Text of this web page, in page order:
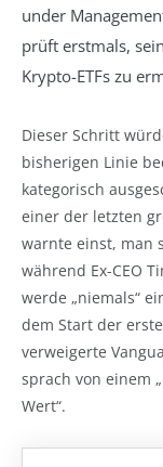
under
prüft erstmals,
Krypto-ETFs zu
Dieser Schritt
bisherigen Linie
kategorisch
einer der letzten
warnte einst, man
während Ex-CEO
werde „niemals“
dem Start der
verweigerte
sprach von einem
Wert“.